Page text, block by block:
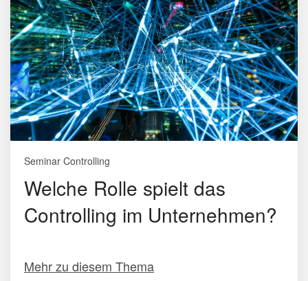
Seminar Controlling
Welche Rolle spielt das
Controlling im Unternehmen?
Mehr zu diesem Thema